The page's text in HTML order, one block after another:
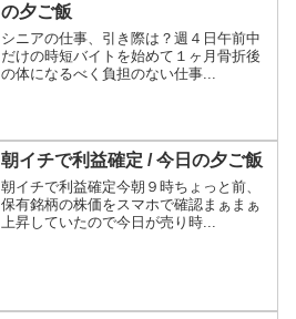
の夕ご飯
シニアの仕事、引き際は？週４日午前中
だけの時短バイトを始めて１ヶ月骨折後
の体になるべく負担のない仕事...
朝イチで利益確定 / 今日の夕ご飯
朝イチで利益確定今朝９時ちょっと前、
保有銘柄の株価をスマホで確認まぁまぁ
上昇していたので今日が売り時...